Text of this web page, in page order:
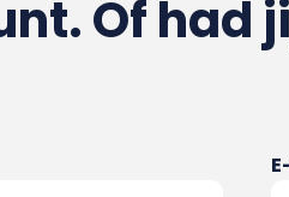
Of had